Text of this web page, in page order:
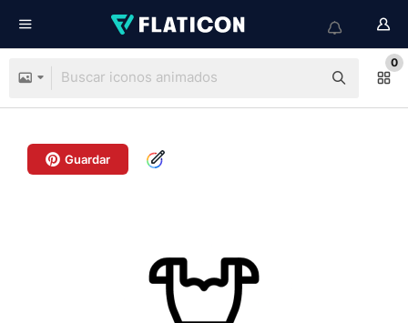
0
Guardar